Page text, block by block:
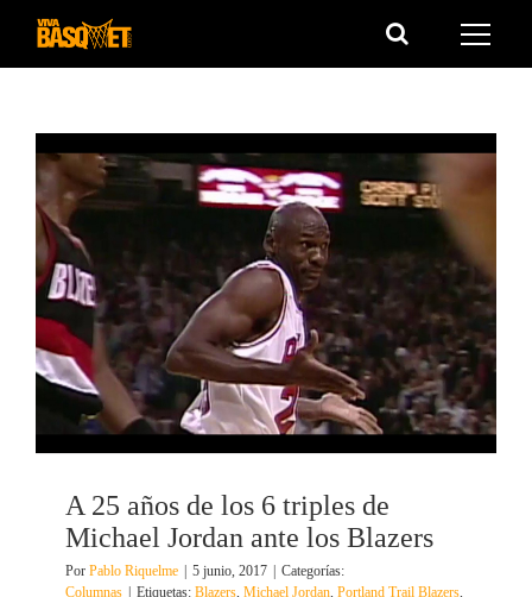
Saltar
A 25 años de los 6 triples de
Michael Jordan ante los Blazers
Por Pablo Riquelme 5 junio, 2017
Categorías:
Columnas
Etiquetas: Blazers, Michael Jordan, Portland Trail Blazers,